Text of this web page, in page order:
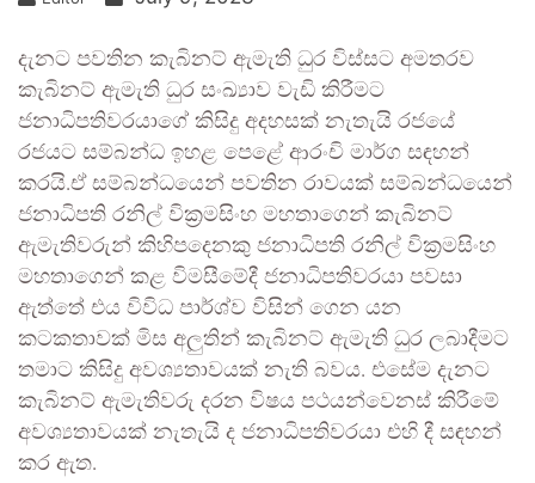
දැනට පවතින කැබිනට් ඇමැති ධුර විස්සට අමතරව
කැබිනට් ඇමැති ධුර සංඛ්‍යාව වැඩි කිරීමට
ජනාධිපතිවරයාගේ කිසිදු අදහසක් නැතැයි රජයේ
රජයට සම්බන්ධ ඉහළ පෙළේ ආරංචි මාර්ග සඳහන්
කරයි.ඒ සම්බන්ධයෙන් පවතින රාවයක් සම්බන්ධයෙන්
ජනාධිපති රනිල් වික්‍රමසිංහ මහතාගෙන් කැබිනට්
ඇමැතිවරුන් කිහිපදෙනකු ජනාධිපති රනිල් වික්‍රමසිංහ
මහතාගෙන් කළ විමසීමේදී ජනාධිපතිවරයා පවසා
ඇත්තේ එය විවිධ පාර්ශ්ව විසින් ගෙන යන
කටකතාවක් මිස අලුතින් කැබිනට් ඇමැති ධුර ලබාදීමට
තමාට කිසිදු අවශ්‍යතාවයක් නැති බවය. එසේම දැනට
කැබිනට් ඇමැතිවරු දරන විෂය පථයන්වෙනස් කිරීමේ
අවශ්‍යතාවයක් නැතැයි ද ජනාධිපතිවරයා එහි දී සඳහන්
කර ඇත.